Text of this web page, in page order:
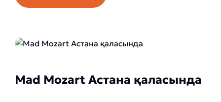
Mad Mozart Астана қаласында